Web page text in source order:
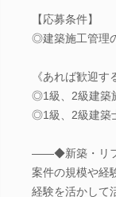
【応募条件】
◎建築施工管理
《あれば歓迎
◎1級、2級建築
◎1級、2級建築
――◆新築・リフ
案件の規模や経
経験を活かして